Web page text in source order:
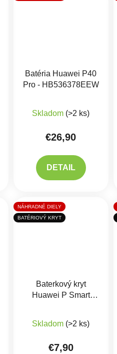
Batéria Huawei P40
Pro - HB536378EEW
Skladom (>2 ks)
€26,90
DETAIL
NÁHRADNÉ DIELY
BATÉRIOVÝ KRYT
Baterkový kryt
Huawei P Smart
Skladom (>2 ks)
€7,90